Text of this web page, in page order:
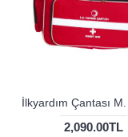
2,090.00TL